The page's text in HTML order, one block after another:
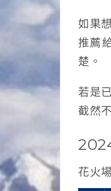
如果
推薦
楚。
若是
截然
花火